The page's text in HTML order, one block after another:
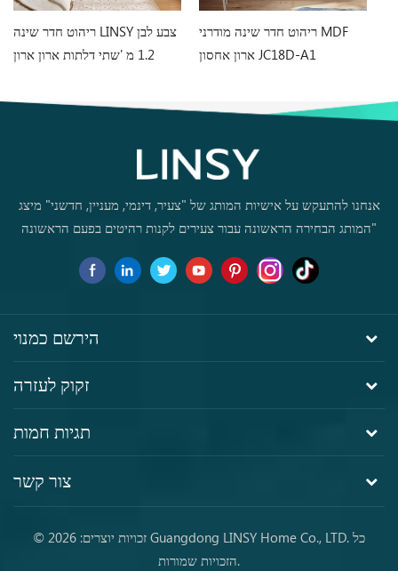
ריהוט חדר שינה LINSY צבע לבן
1.2 מ 'שתי דלתות ארון ארון
ריהוט חדר שינה מודרני MDF
ארון אחסון JC18D-A1
אנחנו להתעקש על אישיות המותג של "צעיר, דינמי, מעניין, חדשני" מיצג
"המותג הבחירה הראשונה עבור צעירים לקנות רהיטים בפעם הראשונה
הירשם כמנוי
זקוק לעזרה
תגיות חמות
צור קשר
© זכויות יוצרים: 2026 Guangdong LINSY Home Co., LTD. כל
הזכויות שמורות.